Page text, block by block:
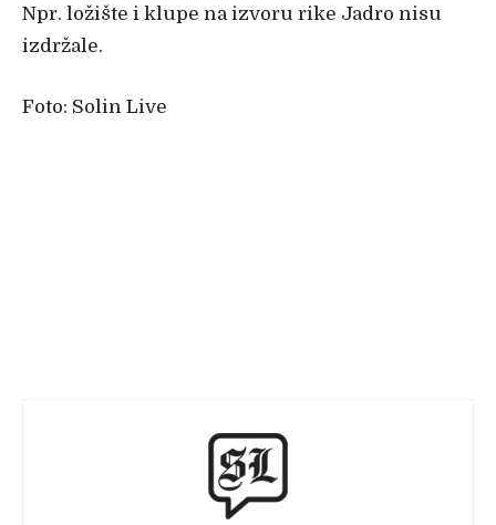
Npr. ložište i klupe na izvoru rike Jadro nisu
izdržale.
Foto: Solin Live